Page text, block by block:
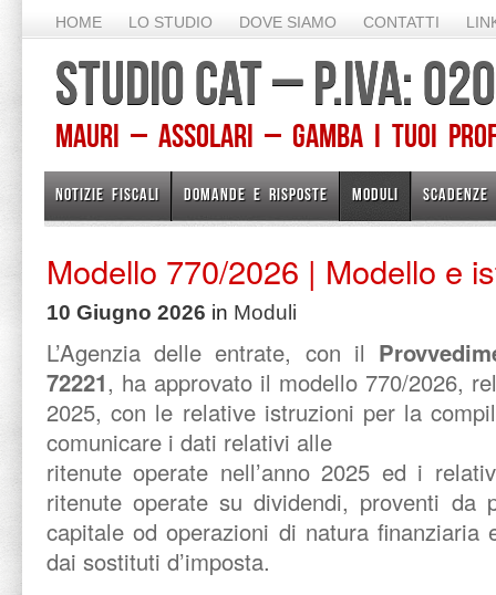
HOME LO STUDIO DOVE SIAMO CONTATTI
STUDIO CAT – P.IVA:
Mauri – Assolari – Gamba I TUOI
NOTIZIE FISCALI DOMANDE E RISPOSTE MODULI SCADENZE
Modello 770/2026 | Modello e
10 Giugno 2026 in Moduli
L’Agenzia delle entrate, con il
72221, ha approvato il modello 770/2026,
2025, con le relative istruzioni per la
comunicare i dati relativi alle
ritenute operate nell’anno 2025 ed i
ritenute operate su dividendi, proventi da
capitale od operazioni di natura finanziaria
dai sostituti d’imposta.